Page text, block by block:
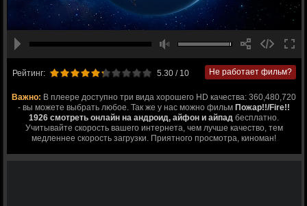
Рейтинг: 5.30/ 10 Не работает фильм?
Важно: В плеере доступно три вида хорошего HD качества: 360,480,720
- вы можете выбрать любое. Так же у нас можно фильм Пожар!!/Fire!!
1926 смотреть онлайн на андроид, айфон и айпад бесплатно.
Учитывайте скорость вашего интернета, чем лучше качество, тем
медленнее скорость загрузки. Приятного просмотра, киноман!